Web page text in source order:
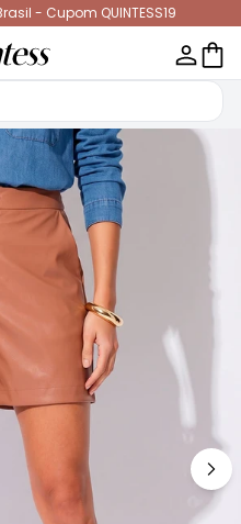
- Cupom QUINTESS19